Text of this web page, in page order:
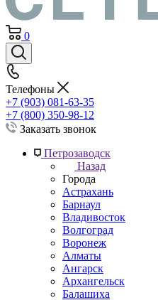
0
Телефоны
+7 (903) 081-63-35
+7 (800) 350-98-12
Заказать звонок
Петрозаводск
Назад
Города
Астрахань
Барнаул
Владивосток
Волгоград
Воронеж
Алматы
Ангарск
Архангельск
Балашиха